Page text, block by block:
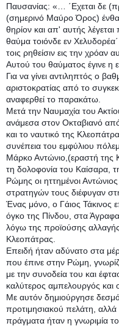
Παυσανίας: «… ΄Εχεται δε
(σημερινό Μαύρο Όρος)
θηρίον και απ' αυτής
θαύμα τοιόνδε εν
τοις ρηθείσιν εις την χρόαν
Αυτού του θαύματος έγινε η
Για να γίνει αντιληπτός ο
αριστοκρατίας από το
αναφερθεί το παρακάτω.
Μετά την Ναυμαχία του
ανάμεσα στον Οκταβιανό
και το ναυτικό της
συνέπεια του εμφύλιου
Μάρκο Αντώνιο,(εραστή της
τη δολοφονία του Καίσαρα,
Ρώμης οι ηττημένοι
στρατηγών τους διέφυγαν
Ένας μόνο, ο Γάιος Τάκινος
όγκο της Πίνδου, στα
λόγω της προϊούσης
Κλεοπάτρας.
Επειδή ήταν αδύνατο στα
που έπινε στην Ρώμη,
με την συνοδεία του και
καλύτερος αμπελουργός και
Με αυτόν δημιούργησε
προτιμησιακού πελάτη,
πράγματα ήταν η γνωριμία